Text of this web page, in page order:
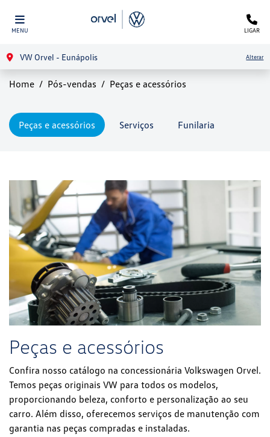
MENU LIGAR
VW Orvel - Eunápolis Alterar
Home Pós-vendas Peças e acessórios
Serviços
Peças e acessórios Funilaria
Peças e acessórios
Confira nosso catálogo na concessionária Volkswagen Orvel.
Temos peças originais VW para todos os modelos,
proporcionando beleza, conforto e personalização ao seu
carro. Além disso, oferecemos serviços de manutenção com
garantia nas peças compradas e instaladas.